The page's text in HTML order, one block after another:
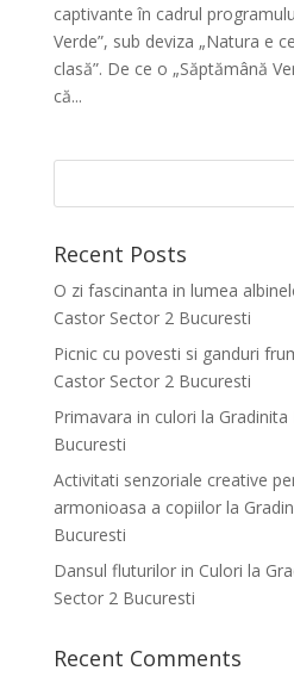
captivante în cadrul
Verde”, sub deviza „Natura e
clasă”. De ce o „Săptămână
că...
Recent Posts
O zi fascinanta in lumea
Castor Sector 2 Bucuresti
Picnic cu povesti si ganduri
Castor Sector 2 Bucuresti
Primavara in culori la
Bucuresti
Activitati senzoriale creative
armonioasa a copiilor la
Bucuresti
Dansul fluturilor in Culori la
Sector 2 Bucuresti
Recent Comments